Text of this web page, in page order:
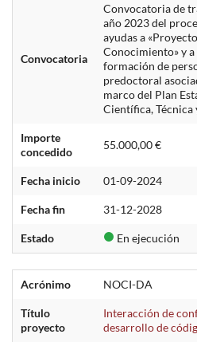
Convocatoria
Convocatoria de
año 2023 del
ayudas a
Conocimiento» y
formación de
predoctoral
marco del Plan
Científica,
Importe
concedido
55.000,00 €
Fecha inicio 01-09-2024
Fecha fin 31-12-2028
Estado En ejecución
Acrónimo NOCI-DA
Título
proyecto
Interacción de
desarrollo de